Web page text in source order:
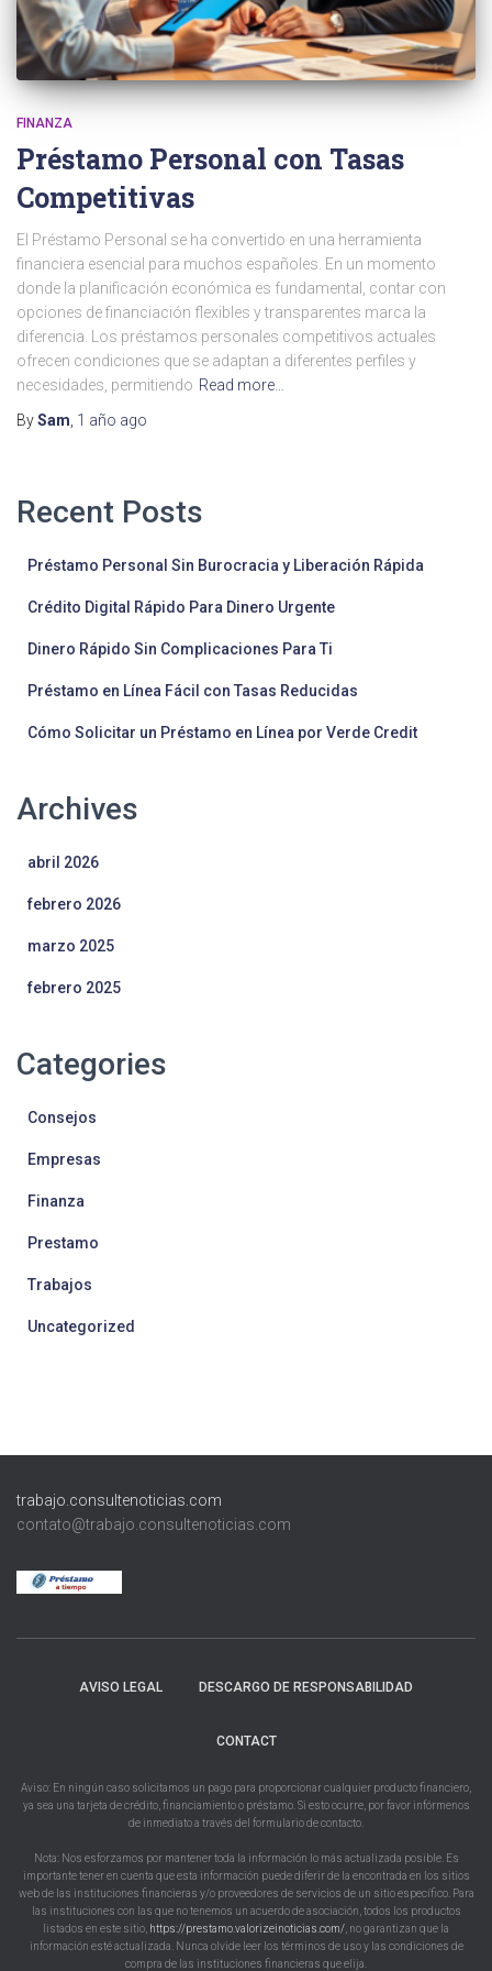
FINANZA
Préstamo Personal con Tasas
Competitivas
El Préstamo Personal se ha convertido en una herramienta
financiera esencial para muchos españoles. En un momento
donde la planificación económica es fundamental, contar con
opciones de financiación flexibles y transparentes marca la
diferencia. Los préstamos personales competitivos actuales
ofrecen condiciones que se adaptan a diferentes perfiles y
necesidades, permitiendo Read more…
BySam 1 año ago
Recent Posts
Préstamo Personal Sin Burocracia y Liberación Rápida
Crédito Digital Rápido Para Dinero Urgente
Dinero Rápido Sin Complicaciones Para Ti
Préstamo en Línea Fácil con Tasas Reducidas
Cómo Solicitar un Préstamo en Línea por Verde Credit
Archives
abril 2026
febrero 2026
marzo 2025
febrero 2025
Categories
Consejos
Empresas
Finanza
Prestamo
Trabajos
Uncategorized
trabajo.consultenoticias.com
contato@trabajo.consultenoticias.com
AVISO LEGAL DESCARGO DE RESPONSABILIDAD
CONTACT
Aviso: En ningún caso solicitamos un pago para proporcionar cualquier producto financiero,
ya sea una tarjeta de crédito, financiamiento o préstamo. Si esto ocurre, por favor infórmenos
de inmediato a través del formulario de contacto.
Nota: Nos esforzamos por mantener toda la información lo más actualizada posible. Es
importante tener en cuenta que esta información puede diferir de la encontrada en los sitios
web de las instituciones financieras y/o proveedores de servicios de un sitio específico. Para
las instituciones con las que no tenemos un acuerdo de asociación, todos los productos
listados en este sitio, https://prestamo.valorizeinoticias.com/ , no garantizan que la
información esté actualizada. Nunca olvide leer los términos de uso y las condiciones de
compra de las instituciones financieras que elija.